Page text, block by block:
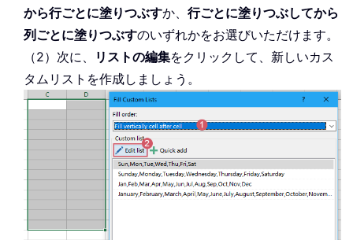
から行ごとに塗りつぶすか、 行ごとに塗りつぶしてから
列ごとに塗りつぶすのいずれかをお選びいただけます。
（2）次に、
リストの編集をクリックして、新しいカス
タムリストを作成しましょう。